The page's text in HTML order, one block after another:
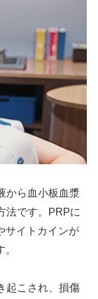
から血小板血漿
法です。PRPに
サイトカインが
起こされ、損傷